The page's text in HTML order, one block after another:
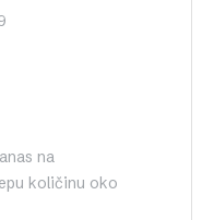
na
količinu oko